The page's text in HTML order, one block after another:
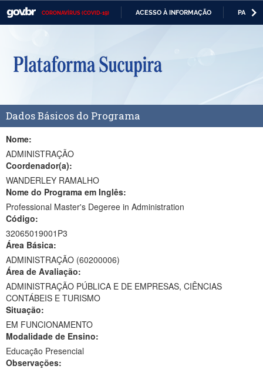
CORONAVÍRUS (COVID-19) ACESSO À INFORMAÇÃO
Casa Civil
Ministério da Defesa
Ministério da Economia
Ministério da Infraestrutura
Ministério da Agricultura, Pecuária e Abastecimento
Ministério da Educação
Ministério da Cidadania
Ministério da Saúde
Ministério de Minas e Energia
Ministério da Ciência, Tecnologia, Inovações e Comunicações
Ministério do Meio Ambiente
Ministério do Turismo
Ministério do Desenvolvimento Regional
Dados Básicos do Programa
Nome:
ADMINISTRAÇÃO
Coordenador(a):
WANDERLEY RAMALHO
Nome do Programa em Inglês:
Professional Master's Degeree in Administration
Código:
32065019001P3
Área Básica:
ADMINISTRAÇÃO (60200006)
Área de Avaliação:
ADMINISTRAÇÃO PÚBLICA E DE EMPRESAS, CIÊNCIAS
CONTÁBEIS E TURISMO
Situação:
EM FUNCIONAMENTO
Modalidade de Ensino:
Educação Presencial
Observações: